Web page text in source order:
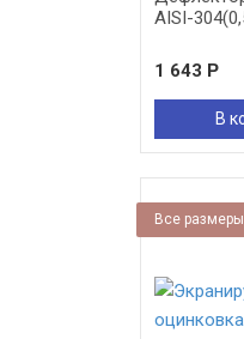
AISI-
1 643 Р
В
Все